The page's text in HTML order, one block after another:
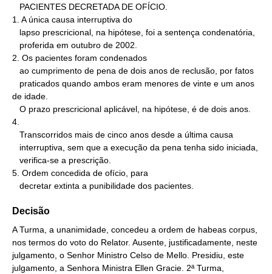
1. A única causa interruptiva do
2. Os pacientes foram condenados
de idade.
4.
5. Ordem concedida de ofício, para
   decretar extinta a punibilidade dos pacientes.
Decisão
A Turma, a unanimidade, concedeu a ordem de habeas corpus,
nos termos do voto do Relator. Ausente, justificadamente, neste
julgamento, o Senhor Ministro Celso de Mello. Presidiu, este
julgamento, a Senhora Ministra Ellen Gracie. 2ª Turma,